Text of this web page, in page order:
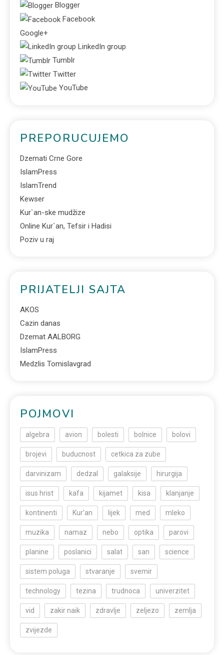
Blogger
Facebook
Google+
LinkedIn group
Tumblr
Twitter
YouTube
PREPORUCUJEMO
Dzemati Crne Gore
IslamPress
IslamTrend
Kewser
Kur`an-ske mudžize
Online Kur`an, Tefsir i Hadisi
Poziv u raj
PRIJATELJI SAJTA
AKOS
Cazin danas
Dzemat AALBORG
IslamPress
Medzlis Tomislavgrad
POJMOVI
algebra avion bolesti bolnice bolovi
brojevi buducnost cetkica za zube
darvinizam dedzal galaksije hirurgija
isus hrist kafa kijamet kisa klanjanje
kontinenti Kur'an lijek med mleko
muzika namaz nebo optika parovi
planine poslanici salat san science
sistem poluga stvaranje svemir
technology tezina trudnoca univerzitet
vid zakir naik zdravlje zeljezo zemlja
zvijezde